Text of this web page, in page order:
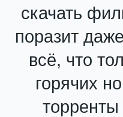
скачать
поразит
всё, что
горячих